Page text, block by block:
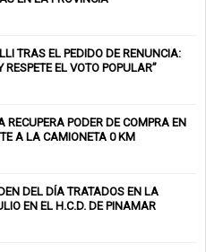
TRAS EL PEDIDO DE RENUNCIA:
RESPETE EL VOTO POPULAR”
PODER DE COMPRA EN
A LA CAMIONETA 0 KM
DEL DÍA TRATADOS EN LA
EN EL H.C.D. DE PINAMAR